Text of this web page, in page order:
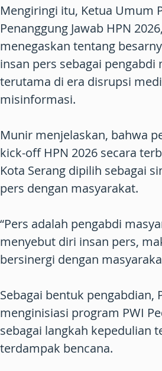
Mengiringi itu, Ketua Umum
Penanggung Jawab HPN
menegaskan tentang
insan pers sebagai pengabdi
terutama di era disrupsi
misinformasi.
Munir menjelaskan, bahwa
kick-off HPN 2026 secara
Kota Serang dipilih sebagai
pers dengan masyarakat.
“Pers adalah pengabdi
menyebut diri insan pers,
bersinergi dengan
Sebagai bentuk pengabdian,
menginisiasi program PWI
sebagai langkah kepedulian
terdampak bencana.